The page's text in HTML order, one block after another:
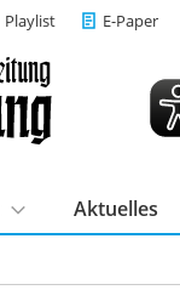
Playlist E-Paper
Aktuelles